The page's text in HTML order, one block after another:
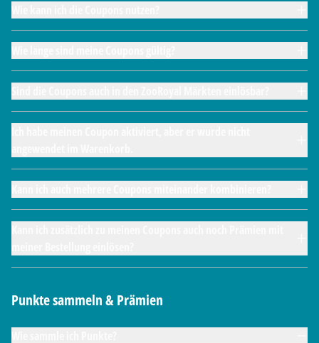
Punkte sammeln & Prämien